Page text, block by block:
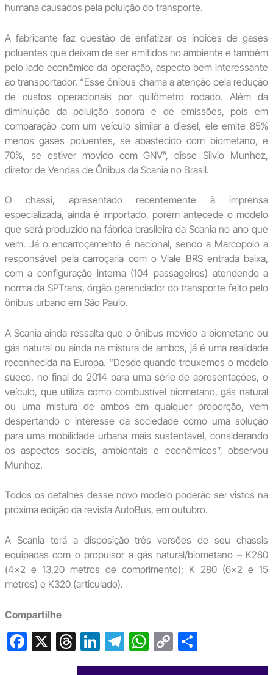
humana causados pela poluição do transporte.
A fabricante faz questão de enfatizar os índices de gases
poluentes que deixam de ser emitidos no ambiente e também
pelo lado econômico da operação, aspecto bem interessante
ao transportador. “Esse ônibus chama a atenção pela redução
de custos operacionais por quilômetro rodado. Além da
diminuição da poluição sonora e de emissões, pois em
comparação com um veículo similar a diesel, ele emite 85%
menos gases poluentes, se abastecido com biometano, e
70%, se estiver movido com GNV”, disse Silvio Munhoz,
diretor de Vendas de Ônibus da Scania no Brasil.
O chassi, apresentado recentemente à imprensa
especializada, ainda é importado, porém antecede o modelo
que será produzido na fábrica brasileira da Scania no ano que
vem. Já o encarroçamento é nacional, sendo a Marcopolo a
responsável pela carroçaria com o Viale BRS entrada baixa,
com a configuração interna (104 passageiros) atendendo a
norma da SPTrans, órgão gerenciador do transporte feito pelo
ônibus urbano em São Paulo.
A Scania ainda ressalta que o ônibus movido a biometano ou
gás natural ou ainda na mistura de ambos, já é uma realidade
reconhecida na Europa. “Desde quando trouxemos o modelo
sueco, no final de 2014 para uma série de apresentações, o
veículo, que utiliza como combustível biometano, gás natural
ou uma mistura de ambos em qualquer proporção, vem
despertando o interesse da sociedade como uma solução
para uma mobilidade urbana mais sustentável, considerando
os aspectos sociais, ambientais e econômicos”, observou
Munhoz.
Todos os detalhes desse novo modelo poderão ser vistos na
próxima edição da revista AutoBus, em outubro.
A Scania terá a disposição três versões de seu chassis
equipadas com o propulsor a gás natural/biometano – K280
(4×2 e 13,20 metros de comprimento); K 280 (6×2 e 15
metros) e K320 (articulado).
Compartilhe
F X T
hr
Li
n
T
el
W
h
C
o
S
h